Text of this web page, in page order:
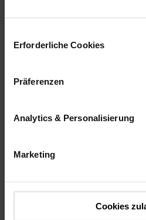
Erforderliche Cookies
Präferenzen
Analytics & Personalisierung
Marketing
Cookies
Einbauluft: 2 cm
Neigungseinstellung